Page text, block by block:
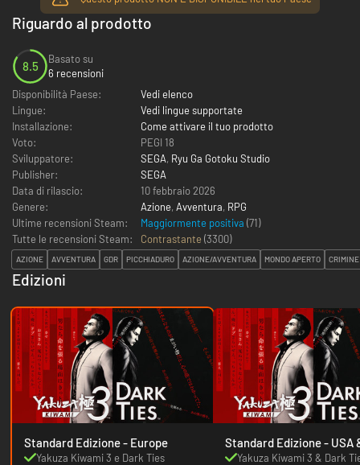
Riguardo al prodotto
8.5
Basato su
6 recensioni
Disponibilità Paese:
Vedi elenco
Lingue:
Vedi lingue supportate
Installazione:
Come attivare il tuo prodotto
Voto:
PEGI 18
Sviluppatore:
SEGA, Ryu Ga Gotoku Studio
Publisher:
SEGA
Data di rilascio:
10 febbraio 2026
Genere:
Azione, Avventura, RPG
Ultime recensioni Steam:
Maggiormente positiva (71)
Tutte le recensioni Steam:
Contrastante (3300)
AZIONE AVVENTURA GDR PICCHIADURO AZIONE/AVVENTURA MONDO APERTO CRIMINE
Edizioni
Standard Edizione - Europe
Yakuza Kiwami 3 e Dark Ties
Standard Edizione - USA &
Canada
Yakuza Kiwami 3 & Dark